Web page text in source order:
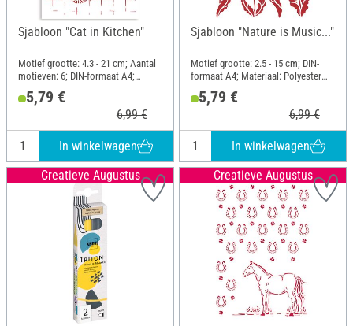
Sjabloon "Cat in Kitchen"
Motief grootte: 4.3 - 21 cm; Aantal
motieven: 6; DIN-formaat A4;
5,79 €
6,99 €
In winkelwagen
Sjabloon "Nature is Music..."
Motief grootte: 2.5 - 15 cm; DIN-
formaat A4; Materiaal: Polyester
5,79 €
6,99 €
In winkelwagen
Creatieve Augustus
Creatieve Augustus